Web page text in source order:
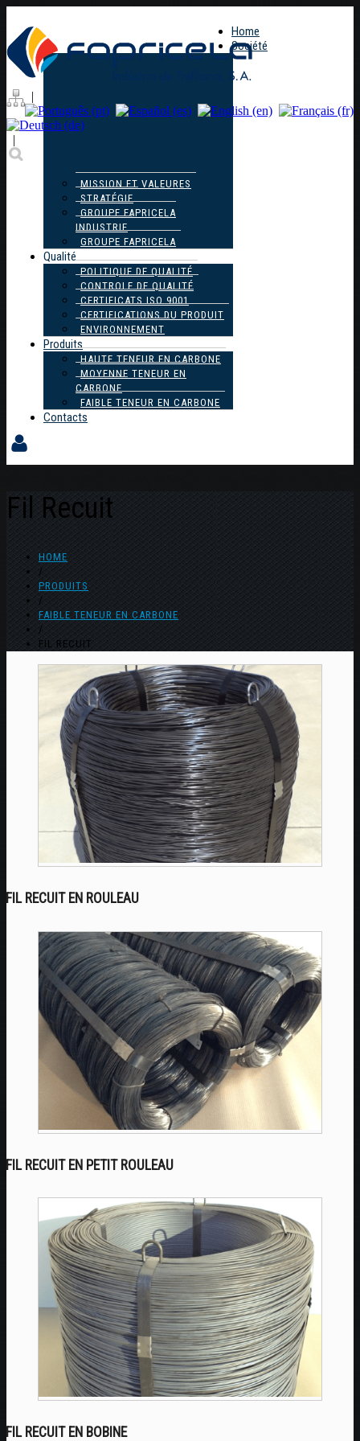
|
|
Home
Société
MISSION ET VALEURES
STRATÉGIE
GROUPE FAPRICELA
INDUSTRIE
GROUPE FAPRICELA
Qualité
POLITIQUE DE QUALITÉ
CONTROLE DE QUALITÉ
CERTIFICATS ISO 9001
CERTIFICATIONS DU PRODUIT
ENVIRONNEMENT
Produits
HAUTE TENEUR EN CARBONE
MOYENNE TENEUR EN
CARBONE
FAIBLE TENEUR EN CARBONE
Contacts
Fil Recuit
HOME
/
PRODUITS
/
FAIBLE TENEUR EN CARBONE
/
FIL RECUIT
FIL RECUIT EN ROULEAU
FIL RECUIT EN PETIT ROULEAU
FIL RECUIT EN BOBINE